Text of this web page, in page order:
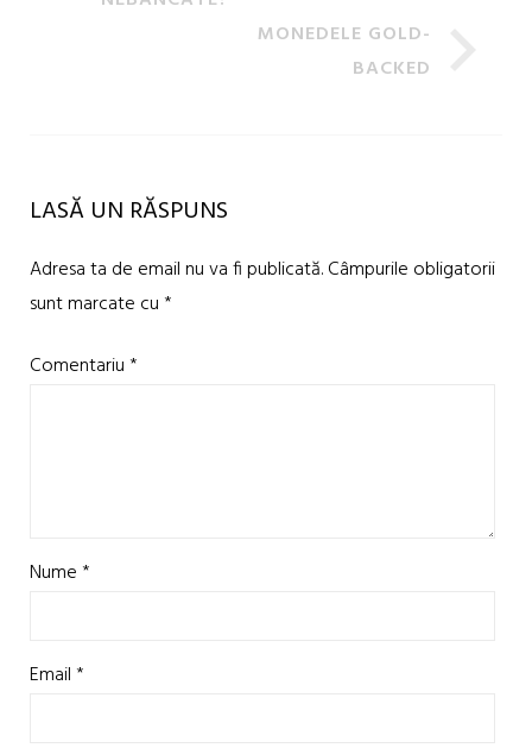
MONEDELE GOLD-
BACKED
LASĂ UN RĂSPUNS
Adresa ta de email nu va fi publicată.Câmpurile obligatorii
sunt marcate cu*
Comentariu*
Nume*
Email*